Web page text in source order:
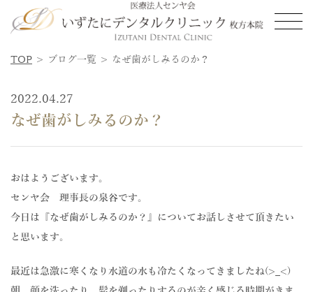
ホーム HOME
当医院の特徴
インプラント治療
費用 PRICE
ブログ BLOG
TOP ブログ一覧 なぜ歯がしみるのか？
2022.04.27
なぜ歯がしみるのか？
おはようございます。
センヤ会 理事長の泉谷です。
今日は『なぜ歯がしみるのか？』についてお話しさせて頂きたい
と思います。
最近は急激に寒くなり水道の水も冷たくなってきましたね(>_<)